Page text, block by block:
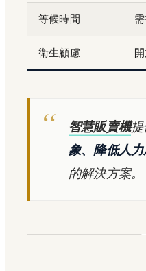
等候時間
衛生顧慮
智慧販賣機
象、降低人
的解決方案。